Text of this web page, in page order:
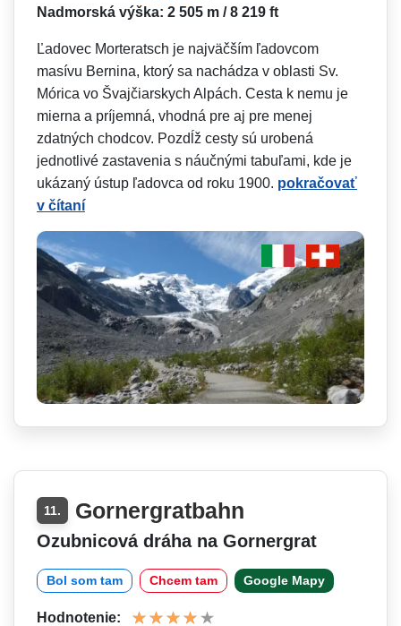
Nadmorská výška: 2 505 m / 8 219 ft
Ľadovec Morteratsch je najväčším ľadovcom
masívu Bernina, ktorý sa nachádza v oblasti Sv.
Mórica vo Švajčiarskych Alpách. Cesta k nemu je
mierna a príjemná, vhodná pre aj pre menej
zdatných chodcov. Pozdĺž cesty sú urobená
jednotlivé zastavenia s náučnými tabuľami, kde je
ukázaný ústup ľadovca od roku 1900. pokračovať
v čítaní
11. Gornergratbahn
Ozubnicová dráha na Gornergrat
Bol som tam Chcem tam Google Mapy
Hodnotenie: